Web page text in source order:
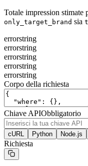
Totale impression stimate
only_target_brand sia
errorstring
errorstring
errorstring
errorstring
errorstring
Corpo della richiesta
Chiave APIObbligatorio
cURL
Python Node.js
Richiesta